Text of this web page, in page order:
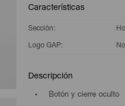
Características
Sección
Logo GAP No
Descripción
Botón y cierre oculto